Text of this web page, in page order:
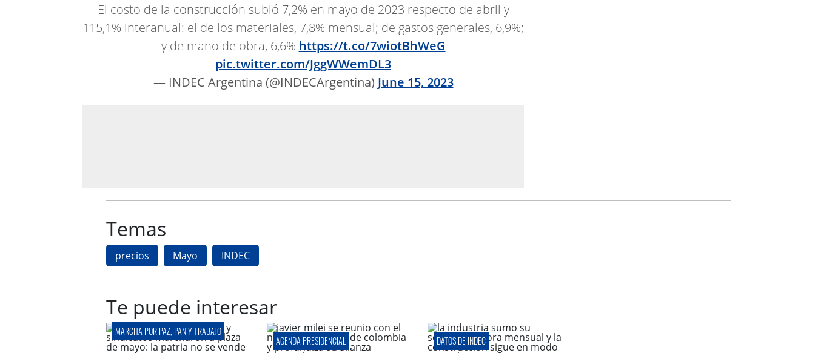
El costo de la construcción subió 7,2% en mayo de 2023 respecto de abril y
115,1% interanual: el de los materiales, 7,8% mensual; de gastos generales, 6,9%;
y de mano de obra, 6,6% https://t.co/7wiotBhWeG
pic.twitter.com/JggWWemDL3
— INDEC Argentina (@INDECArgentina) June 15, 2023
Temas
precios Mayo INDEC
Te puede interesar
MARCHA POR PAZ, PAN Y TRABAJO
AGENDA PRESIDENCIAL DATOS DE INDEC